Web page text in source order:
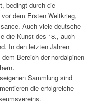
bedingt durch die
dem Ersten Weltkrieg,
Auch viele deutsche
die Kunst des 18., auch
In den letzten Jahren
Bereich der nordalpinen
Sammlung sind
die erfolgreiche